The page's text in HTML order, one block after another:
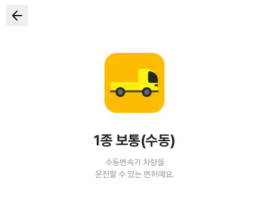
1종 보통(수동)
수동변속기 차량을
운전할 수 있는 면허예요.